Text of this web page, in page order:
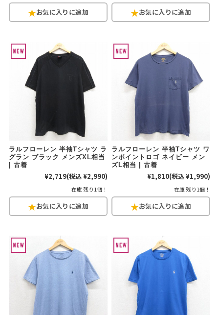
ラルフローレン 半袖Tシャツ ラ
グラン ブラック メンズXL相当
| 古着
¥2,719(税込 ¥2,990)
在庫 残り1個！
ラルフローレン 半袖Tシャツ ワ
ンポイントロゴ ネイビー メン
ズL相当 | 古着
¥1,810(税込 ¥1,990)
在庫 残り1個！